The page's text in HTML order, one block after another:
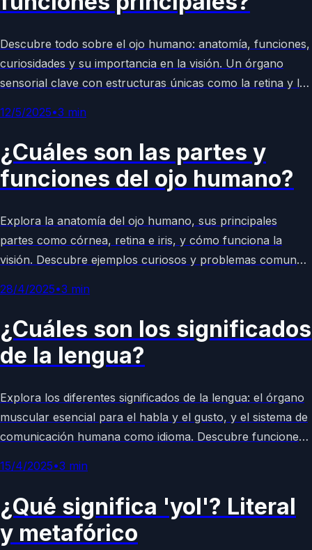
Descubre todo sobre el ojo humano: anatomía, funciones,
curiosidades y su importancia en la visión. Un órgano
sensorial clave con estructuras únicas como la retina y la
12/5/2025•3 min
¿Cuáles son las partes y
funciones del ojo humano?
Explora la anatomía del ojo humano, sus principales
partes como córnea, retina e iris, y cómo funciona la
visión. Descubre ejemplos curiosos y problemas comunes
enciclopédico completo y accesible.
28/4/2025•3 min
¿Cuáles son los significados
de la lengua?
Explora los diferentes significados de la lengua: el órgano
muscular esencial para el habla y el gusto, y el sistema de
comunicación humana como idioma. Descubre funciones,
enciclopédica accesible y completa.
15/4/2025•3 min
¿Qué significa 'yol'? Literal
y metafórico